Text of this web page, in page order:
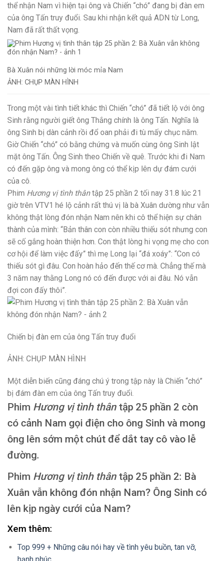
thể nhận Nam vì hiện tại ông và Chiến “chó” đang bị đàn em
của ông Tấn truy đuổi. Sau khi nhận kết quả ADN từ Long,
Nam đã rất thất vọng.
Bà Xuân nói những lời móc mỉa Nam
ẢNH: CHỤP MÀN HÌNH
Trong một vài tình tiết khác thì Chiến “chó” đã tiết lộ với ông
Sinh rằng người giết ông Thắng chính là ông Tấn. Nghĩa là
ông Sinh bị dàn cảnh rồi đổ oan phải đi tù mấy chục năm.
Giờ Chiến “chó” có bằng chứng và muốn cùng ông Sinh lật
mặt ông Tấn. Ông Sinh theo Chiến về quê. Trước khi đi Nam
có đến gặp ông và mong ông có thể kịp lên dự đám cưới
của cô.
Phim Hương vị tình thântập 25 phần 2 tối nay 31.8 lúc 21
giờ trên VTV1 hé lộ cảnh rất thú vị là bà Xuân dường như vẫn
không thật lòng đón nhận Nam nên khi cô thể hiện sự chân
thành của mình: “Bản thân con còn nhiều thiếu sót nhưng con
sẽ cố gắng hoàn thiện hơn. Con thật lòng hi vọng mẹ cho con
cơ hội để làm việc đấy” thì mẹ Long lại “đá xoáy”: “Con có
thiếu sót gì đâu. Con hoàn hảo đến thế cơ mà. Chẳng thế mà
3 năm nay thằng Long nó có đến được với ai đâu. Nó vẫn
đợi con đấy thôi”.
Chiến bị đàn em của ông Tấn truy đuổi
ẢNH: CHỤP MÀN HÌNH
Một diễn biến cũng đáng chú ý trong tập này là Chiến “chó”
bị đám đàn em của ông Tấn truy đuổi.
Phim Hương vị tình thântập 25 phần 2 còn
có cảnh Nam gọi điện cho ông Sinh và mong
ông lên sớm một chút để dắt tay cô vào lễ
đường.
Phim Hương vị tình thântập 25 phần 2: Bà
Xuân vẫn không đón nhận Nam? Ông Sinh có
lên kịp ngày cưới của Nam?
Xem thêm:
Top 999 + Những câu nói hay về tình yêu buồn, tan vỡ,